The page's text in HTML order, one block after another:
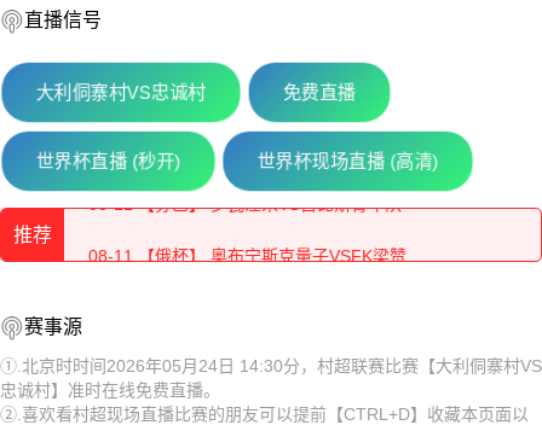
直播信号
大利侗寨村VS忠诚村 免费直播
世界杯直播 (秒开) 世界杯现场直播 (高清)
推荐
08-11 【芬乙】 TPV坦佩雷VS莎埃帕
08-11 【芬乙】 罗瓦涅米VS古比斯青年队
08-11 【亚精英赛】 塔什干棉农VS胡塞因
08-11 【俄杯】 奥布宁斯克量子VSFK梁赞
赛事源
①.北京时时间2026年05月24日 14:30分，村超联赛比赛【大利侗寨村VS
忠诚村】准时在线免费直播。
②.喜欢看村超现场直播比赛的朋友可以提前【CTRL+D】收藏本页面以